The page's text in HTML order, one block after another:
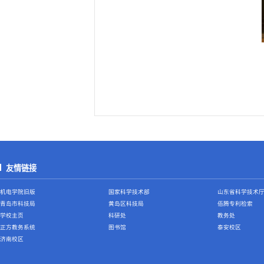
友情链接
机电学院旧版 国家科学技术部
山东省科学技术厅
青岛市科技局
黄岛区科技局
佰腾专利检索
学校主页
科研处
教务处
正方教务系统
图书馆
泰安校区
济南校区